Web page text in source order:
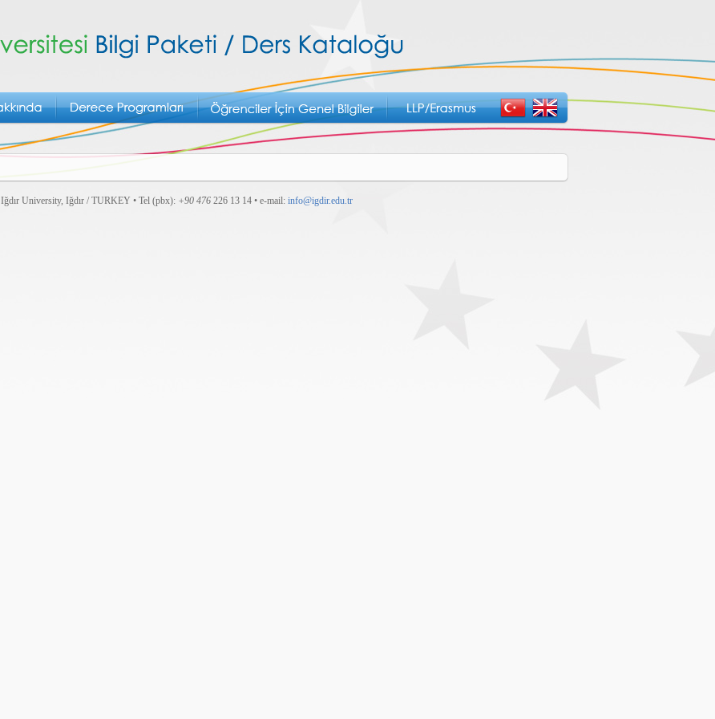
Iğdır University, Iğdır / TURKEY • Tel (pbx): +90 476226 13 14 • e-mail: info@igdir.edu.tr